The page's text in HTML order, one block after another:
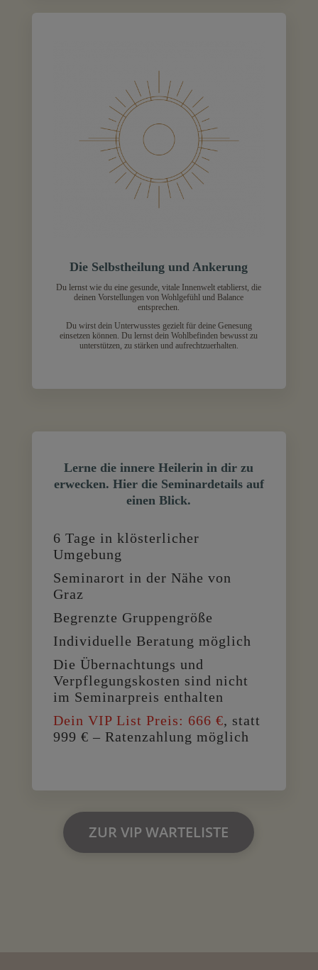
Die Selbstheilung und Ankerung
Du lernst wie du eine gesunde, vitale Innenwelt etablierst, die
deinen Vorstellungen von Wohlgefühl und Balance
entsprechen.
Du wirst dein Unterwusstes gezielt für deine Genesung
einsetzen können. Du lernst dein Wohlbefinden bewusst zu
unterstützen, zu stärken und aufrechtzuerhalten.
Lerne die innere Heilerin in dir zu
erwecken. Hier die Seminardetails auf
einen Blick.
6 Tage in klösterlicher
Umgebung
Seminarort in der Nähe von
Graz
Begrenzte Gruppengröße
Individuelle Beratung möglich
Die Übernachtungs und
Verpflegungskosten sind nicht
im Seminarpreis enthalten
Dein VIP List Preis: 666 €, statt
999 € – Ratenzahlung möglich
ZUR VIP WARTELISTE